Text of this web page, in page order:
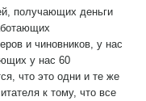
и при подсчете
установить истинное
голосовании
ночами
возрастает.
получающих деньги
и чиновников, у нас
у нас 60
что это одни и те же
к тому, что все